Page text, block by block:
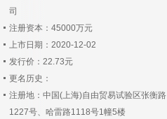
司
注册资本：45000万元
上市日期：2020-12-02
发行价：22.73元
更名历史：
注册地：中国(上海)自由贸易试验区张衡路
1227号、哈雷路1118号1幢5楼